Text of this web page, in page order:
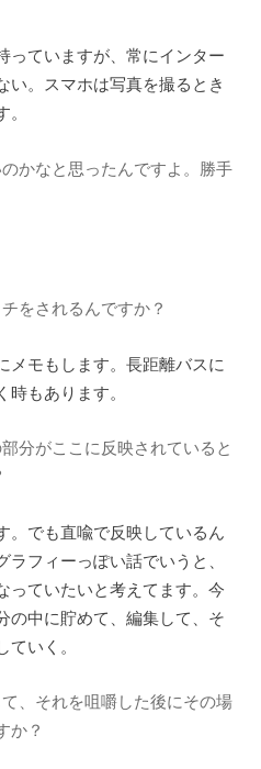
っていますが、常にインター
い。スマホは写真を撮るとき
かなと思ったんですよ。勝手
をされるんですか？
メモもします。長距離バスに
もあります。
分がここに反映されていると
。でも直喩で反映しているん
フィーっぽい話でいうと、
っていたいと考えてます。今
の中に貯めて、編集して、そ
いく。
、それを咀嚼した後にその場
か？